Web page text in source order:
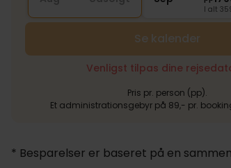
I alt
Se kalender
Venligst tilpas dine
Pris pr. person (pp).
Et administrationsgebyr på 89,- pr.
* Besparelser er baseret på en